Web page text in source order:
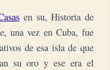
en su, Historia de
una vez en Cuba, fue
de esa isla de que
su oro y ese era el